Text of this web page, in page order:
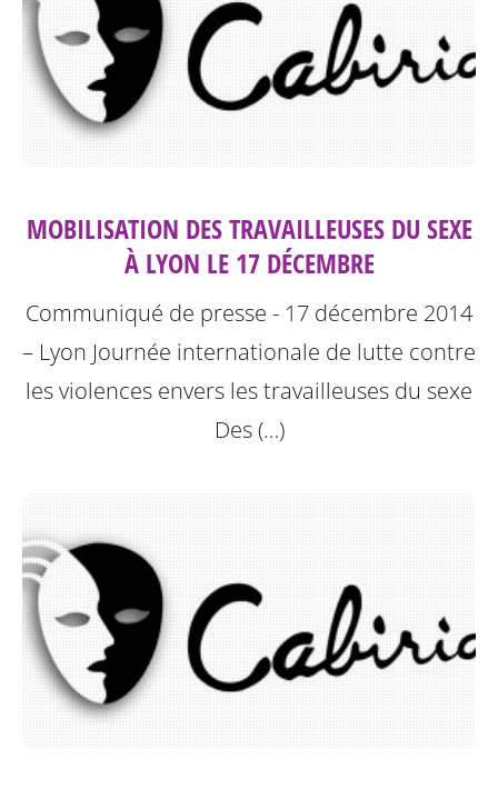
MOBILISATION DES TRAVAILLEUSES DU SEXE
À LYON LE 17 DÉCEMBRE
Communiqué de presse - 17 décembre 2014
– Lyon Journée internationale de lutte contre
les violences envers les travailleuses du sexe
Des (…)